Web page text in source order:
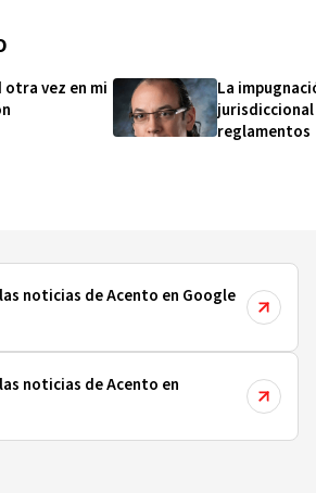
otra vez en mi
La
reglamentos
noticias de Acento en Google
noticias de Acento en